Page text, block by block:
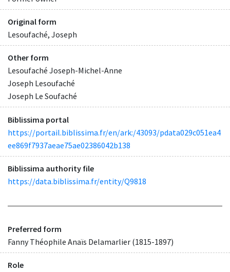
Original form
Lesoufaché, Joseph
Other form
Lesoufaché Joseph-Michel-Anne
Joseph Lesoufaché
Joseph Le Soufaché
Biblissima portal
https://portail.biblissima.fr/en/ark:/43093/pdata029c051ea4
ee869f7937aeae75ae02386042b138
Biblissima authority file
https://data.biblissima.fr/entity/Q9818
Preferred form
Fanny Théophile Anaïs Delamarlier (1815-1897)
Role